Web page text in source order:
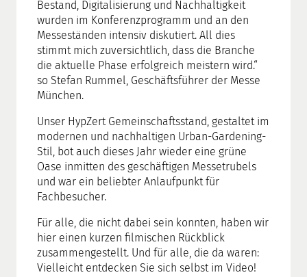
Bestand, Digitalisierung und Nachhaltigkeit
wurden im Konferenzprogramm und an den
Messeständen intensiv diskutiert. All dies
stimmt mich zuversichtlich, dass die Branche
die aktuelle Phase erfolgreich meistern wird.“
so Stefan Rummel, Geschäftsführer der Messe
München.
Unser HypZert Gemeinschaftsstand, gestaltet im
modernen und nachhaltigen Urban-Gardening-
Stil, bot auch dieses Jahr wieder eine grüne
Oase inmitten des geschäftigen Messetrubels
und war ein beliebter Anlaufpunkt für
Fachbesucher.
Für alle, die nicht dabei sein konnten, haben wir
hier einen kurzen filmischen Rückblick
zusammengestellt. Und für alle, die da waren:
Vielleicht entdecken Sie sich selbst im Video!